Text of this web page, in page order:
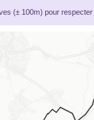
(± 100m) pour